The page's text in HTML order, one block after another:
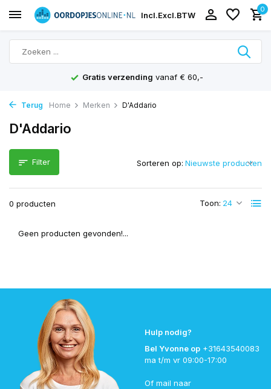
Incl.Excl.BTW
0
Gratis verzending vanaf € 60,-
Terug Home Merken D'Addario
D'Addario
Filter
0 producten Toon:
Sorteren op:
Geen producten gevonden!...
Hulp nodig?
Bel Yvonne op +31643540083
ma t/m vr 09:00-17:00
Of mail naar